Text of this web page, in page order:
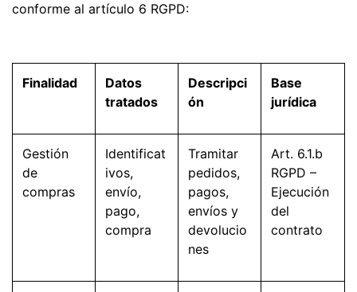
conforme al artículo 6 RGPD:
Finalidad
Datos
tratados
Descripci
ón
Base
jurídica
Gestión
de
compras
Identificat
ivos,
envío,
pago,
compra
Tramitar
pedidos,
pagos,
envíos y
devolucio
nes
Art. 6.1.b
RGPD –
Ejecución
del
contrato